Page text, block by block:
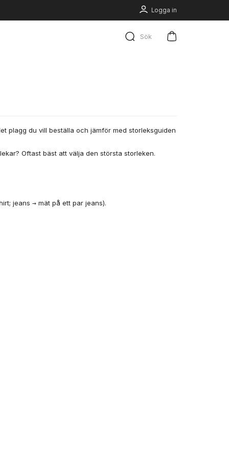
Logga in
Sök
plagg du vill beställa och jämför med storleksguiden
Oftast bäst att välja den största storleken.
jeans → mät på ett par jeans).